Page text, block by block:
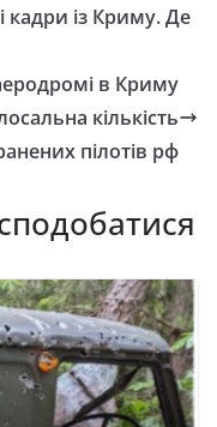
кадри із Криму. Де
в Криму
кількість
пілотів рф